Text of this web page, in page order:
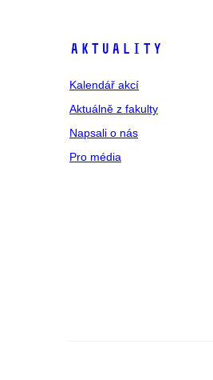
Aktuality
Kalendář akcí
Aktuálně z fakulty
Napsali o nás
Pro média